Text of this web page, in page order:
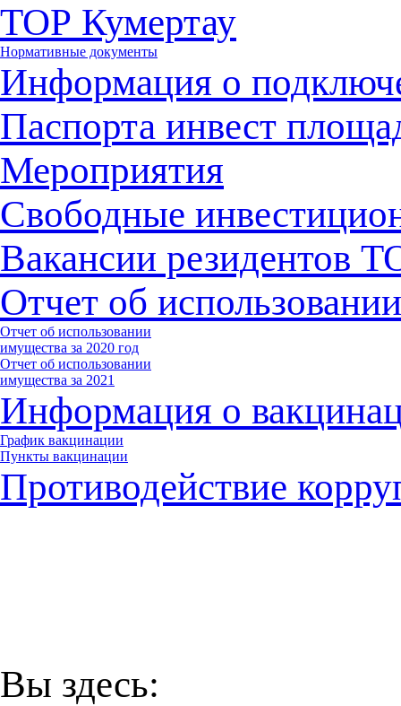
ТОР Кумертау
Нормативные документы
Информация о
Паспорта инвест
Мероприятия
Свободные
Вакансии резидентов
Отчет об
Отчет об использовании
имущества за 2020 год
Отчет об использовании
имущества за 2021
Информация о
График вакцинации
Пункты вакцинации
Противодействие
Вы здесь: